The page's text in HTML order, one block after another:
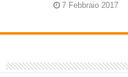
7 Febbraio 2017